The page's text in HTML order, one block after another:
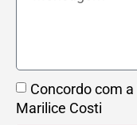
Concordo com a
Marilice Costi